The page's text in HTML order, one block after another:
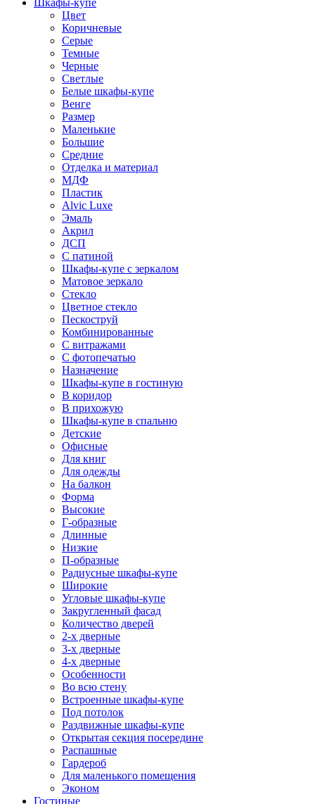
Шкафы-купе
Цвет
Коричневые
Серые
Темные
Черные
Светлые
Белые шкафы-купе
Венге
Размер
Маленькие
Большие
Средние
Отделка и материал
МДФ
Пластик
Alvic Luxe
Эмаль
Акрил
ДСП
С патиной
Шкафы-купе с зеркалом
Матовое зеркало
Стекло
Цветное стекло
Пескоструй
Комбинированные
С витражами
С фотопечатью
Назначение
Шкафы-купе в гостиную
В коридор
В прихожую
Шкафы-купе в спальню
Детские
Офисные
Для книг
Для одежды
На балкон
Форма
Высокие
Г-образные
Длинные
Низкие
П-образные
Радиусные шкафы-купе
Широкие
Угловые шкафы-купе
Закругленный фасад
Количество дверей
2-х дверные
3-х дверные
4-х дверные
Особенности
Во всю стену
Встроенные шкафы-купе
Под потолок
Раздвижные шкафы-купе
Открытая секция посередине
Распашные
Гардероб
Для маленького помещения
Эконом
Гостиные